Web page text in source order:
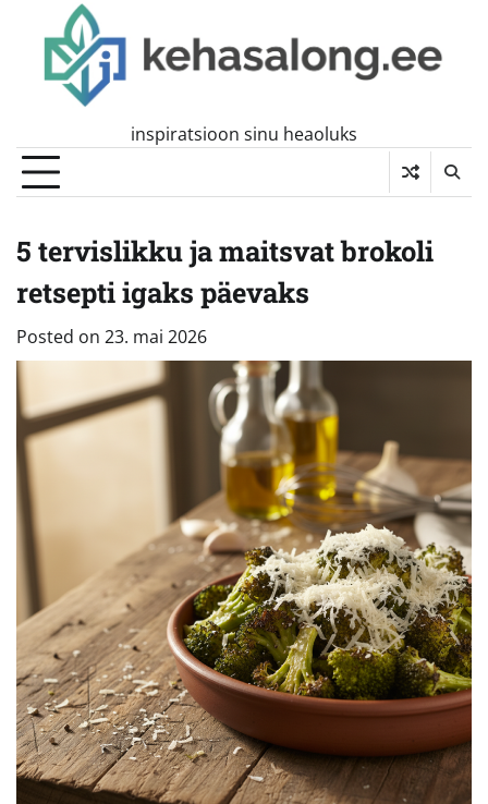
content
inspiratsioon sinu heaoluks
5 tervislikku ja maitsvat brokoli
retsepti igaks päevaks
Posted on 23. mai 2026